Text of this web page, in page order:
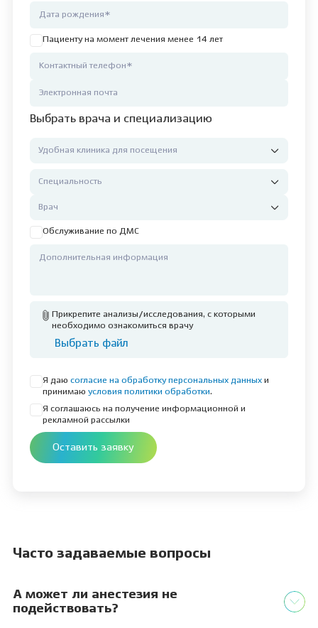
Пациенту на момент лечения менее 14 лет
Выбрать врача и специализацию
Обслуживание по ДМС
Прикрепите анализы/исследования, с которыми
необходимо ознакомиться врачу
Выбрать файл
Я даю согласие на обработку персональных данных и
принимаю условия политики обработки.
Я соглашаюсь на получение информационной и
рекламной рассылки
Оставить заявку
Часто задаваемые вопросы
А может ли анестезия не
подействовать?